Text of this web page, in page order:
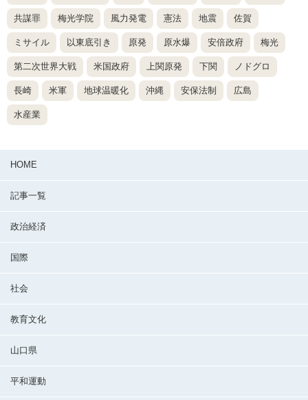
共謀罪 梅光学院 風力発電 憲法 地震 佐賀
ミサイル 以東底引き 原発 原水爆 安倍政府 梅光
第二次世界大戦 米国政府 上関原発 下関 ノドグロ
長崎 米軍 地球温暖化 沖縄 安保法制 広島
水産業
HOME
記事一覧
政治経済
国際
社会
教育文化
山口県
平和運動